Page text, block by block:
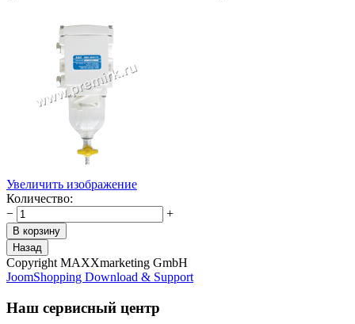
Увеличить изображение
Количество:
−
+
Copyright MAXXmarketing GmbH
JoomShopping Download & Support
Наш сервисный центр